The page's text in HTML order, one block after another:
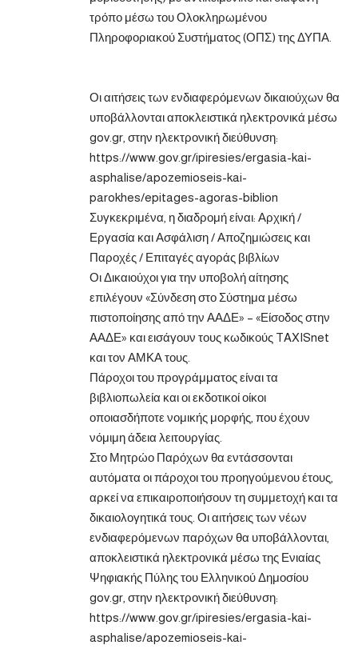
τρόπο μέσω του Ολοκληρωμένου
Πληροφοριακού Συστήματος (ΟΠΣ) της ΔΥΠΑ.
Οι αιτήσεις των ενδιαφερόμενων δικαιούχων θα
υποβάλλονται αποκλειστικά ηλεκτρονικά μέσω
gov.gr, στην ηλεκτρονική διεύθυνση:
https://www.gov.gr/ipiresies/ergasia-kai-
asphalise/apozemioseis-kai-
parokhes/epitages-agoras-biblion
Συγκεκριμένα, η διαδρομή είναι: Αρχική /
Εργασία και Ασφάλιση / Αποζημιώσεις και
Παροχές / Επιταγές αγοράς βιβλίων
Οι Δικαιούχοι για την υποβολή αίτησης
επιλέγουν «Σύνδεση στο Σύστημα μέσω
πιστοποίησης από την ΑΑΔΕ» – «Είσοδος στην
ΑΑΔΕ» και εισάγουν τους κωδικούς TAXISnet
και τον ΑΜΚΑ τους.
Πάροχοι του προγράμματος είναι τα
βιβλιοπωλεία και οι εκδοτικοί οίκοι
οποιασδήποτε νομικής μορφής, που έχουν
νόμιμη άδεια λειτουργίας.
Στο Μητρώο Παρόχων θα εντάσσονται
αυτόματα οι πάροχοι του προηγούμενου έτους,
αρκεί να επικαιροποιήσουν τη συμμετοχή και τα
δικαιολογητικά τους. Οι αιτήσεις των νέων
ενδιαφερόμενων παρόχων θα υποβάλλονται,
αποκλειστικά ηλεκτρονικά μέσω της Ενιαίας
Ψηφιακής Πύλης του Ελληνικού Δημοσίου
gov.gr, στην ηλεκτρονική διεύθυνση:
https://www.gov.gr/ipiresies/ergasia-kai-
asphalise/apozemioseis-kai-